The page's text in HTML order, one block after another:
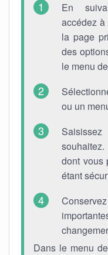
En
accédez à
la page
des
le menu
ou un
dont vous
étant
Dans le menu